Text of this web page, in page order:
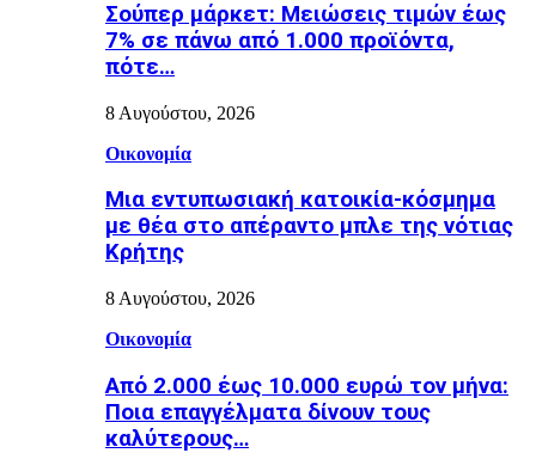
Σούπερ μάρκετ: Μειώσεις τιμών έως
7% σε πάνω από 1.000 προϊόντα,
πότε…
8 Αυγούστου, 2026
Οικονομία
Μια εντυπωσιακή κατοικία-κόσμημα
με θέα στο απέραντο μπλε της νότιας
Κρήτης
8 Αυγούστου, 2026
Οικονομία
Από 2.000 έως 10.000 ευρώ τον μήνα:
Ποια επαγγέλματα δίνουν τους
καλύτερους…